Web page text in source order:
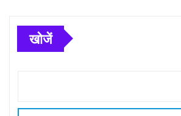
pagination
खोजें